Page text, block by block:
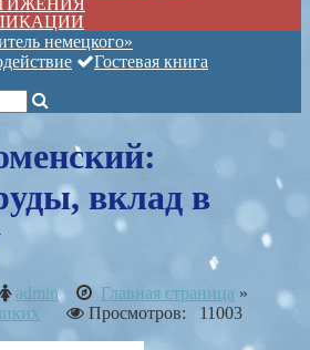
немецкого»
Гостевая книга
вклад в
admin Главная страница »
Просмотров: 11003